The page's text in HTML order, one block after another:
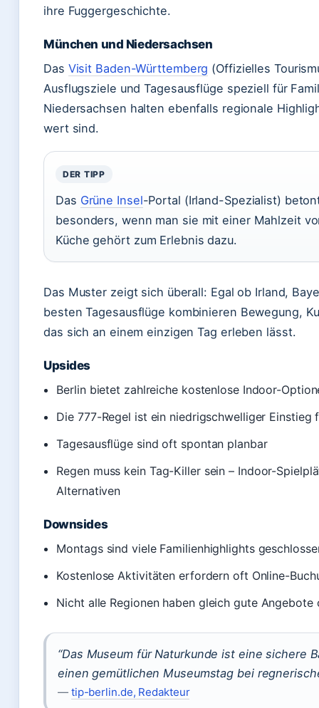
ihre Fuggergeschichte.
München und Niedersachsen
Das Visit Baden-Württemberg (Offizielles
Ausflugsziele und Tagesausflüge speziell für
Niedersachsen halten ebenfalls regionale
wert sind.
DER TIPP
Das Grüne Insel-Portal (Irland-Spezialist)
besonders, wenn man sie mit einer Mahlzeit
Küche gehört zum Erlebnis dazu.
Das Muster zeigt sich überall: Egal ob Irland,
besten Tagesausflüge kombinieren Bewegung,
das sich an einem einzigen Tag erleben lässt.
Upsides
Berlin bietet zahlreiche kostenlose Indoor-
Die 777-Regel ist ein niedrigschwelliger Einstieg
Tagesausflüge sind oft spontan planbar
Regen muss kein Tag-Killer sein – Indoor-
Alternativen
Downsides
Montags sind viele Familienhighlights
Kostenlose Aktivitäten erfordern oft Online-
Nicht alle Regionen haben gleich gute Angebote
“Das Museum für Naturkunde ist eine sichere
einen gemütlichen Museumstag bei
— tip-berlin.de, Redakteur